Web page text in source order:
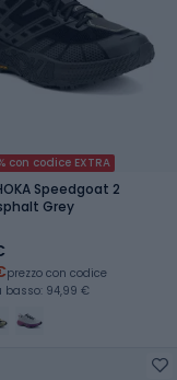
con codice EXTRA
Speedgoat 2
Grey
prezzo con codice
basso: 94,99 €